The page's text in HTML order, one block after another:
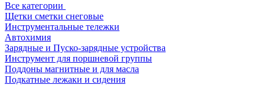
Все категории
Щетки сметки снеговые
Инструментальные тележки
Автохимия
Зарядные и Пуско-зарядные устройства
Инструмент для поршневой группы
Поддоны магнитные и для масла
Подкатные лежаки и сидения